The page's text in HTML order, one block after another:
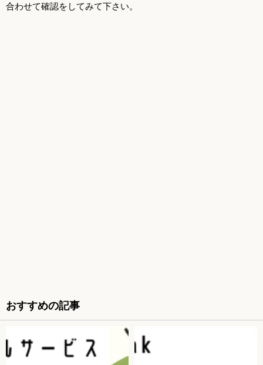
合わせて確認をしてみて下さい。
おすすめの記事